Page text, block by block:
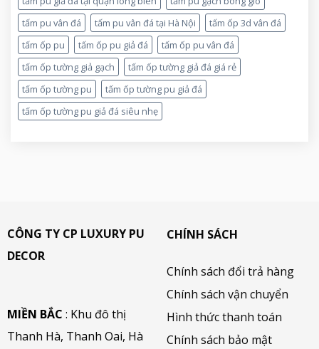
tấm pu vân đá
tấm pu vân đá tại Hà Nội
tấm ốp 3d vân đá
tấm ốp pu
tấm ốp pu giả đá
tấm ốp pu vân đá
tấm ốp tường giả gạch
tấm ốp tường giả đá giá rẻ
tấm ốp tường pu
tấm ốp tường pu giả đá
tấm ốp tường pu giả đá siêu nhẹ
CÔNG TY CP LUXURY PU
DECOR
MIỀN BẮC : Khu đô thị
Thanh Hà, Thanh Oai, Hà
CHÍNH SÁCH
Chính sách đổi trả hàng
Chính sách vận chuyển
Hình thức thanh toán
Chính sách bảo mật